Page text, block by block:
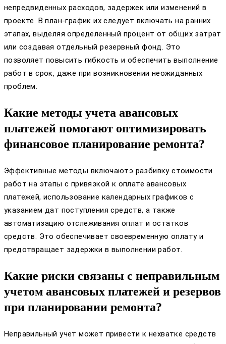
непредвиденных расходов, задержек или изменений в
проекте. В план-график их следует включать на ранних
этапах, выделяя определенный процент от общих затрат
или создавая отдельный резервный фонд. Это
позволяет повысить гибкость и обеспечить выполнение
работ в срок, даже при возникновении неожиданных
проблем.
Какие методы учета авансовых
платежей помогают оптимизировать
финансовое планирование ремонта?
Эффективные методы включаютэ разбивку стоимости
работ на этапы с привязкой к оплате авансовых
платежей, использование календарных графиков с
указанием дат поступления средств, а также
автоматизацию отслеживания оплат и остатков
средств. Это обеспечивает своевременную оплату и
предотвращает задержки в выполнении работ.
Какие риски связаны с неправильным
учетом авансовых платежей и резервов
при планировании ремонта?
Неправильный учет может привести к нехватке средств